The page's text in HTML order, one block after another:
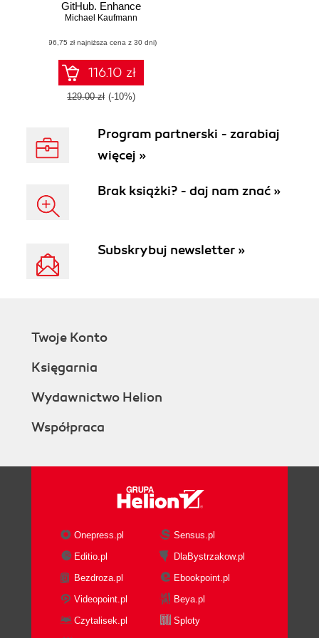
GitHub. Enhance
software delivery
GitHub Issues,
Projects, Actions,
and Advanced
Security
Michael Kaufmann
(96,75 zł najniższa cena z 30 dni)
116.10 zł
129.00 zł (-10%)
Program partnerski - zarabiaj
więcej »
Brak książki? - daj nam znać »
Subskrybuj newsletter »
Twoje Konto
Księgarnia
Wydawnictwo Helion
Współpraca
Onepress.pl
Sensus.pl
Editio.pl
DlaBystrzakow.pl
Bezdroza.pl
Ebookpoint.pl
Videopoint.pl
Beya.pl
Czytalisek.pl
Sploty